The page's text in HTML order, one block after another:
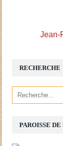
RECHERCHE
PAROISSE
Jean-